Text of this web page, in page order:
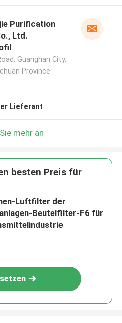
Purification
Ltd.
Guanghan City,
Province
Lieferant
mehr an
besten Preis für
Luftfilter der
Beutelfilter-F6 für